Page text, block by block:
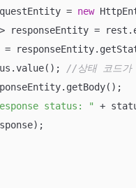
=
new
responseEntity =
//상태 코드
status: "
+